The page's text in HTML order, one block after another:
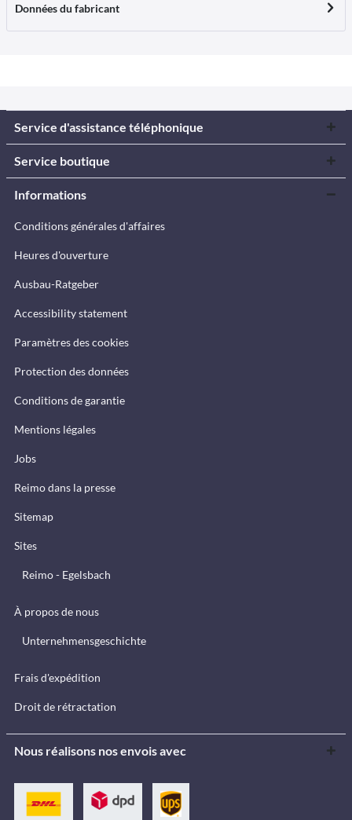
Données du fabricant
Service d'assistance téléphonique
Service boutique
Informations
Conditions générales d'affaires
Heures d'ouverture
Ausbau-Ratgeber
Accessibility statement
Paramètres des cookies
Protection des données
Conditions de garantie
Mentions légales
Jobs
Reimo dans la presse
Sitemap
Sites
Reimo - Egelsbach
À propos de nous
Unternehmensgeschichte
Frais d'expédition
Droit de rétractation
Nous réalisons nos envois avec